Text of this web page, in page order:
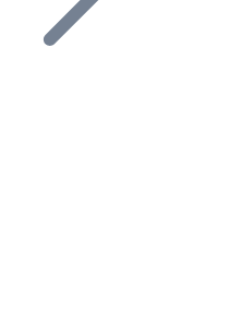
ecosistema.